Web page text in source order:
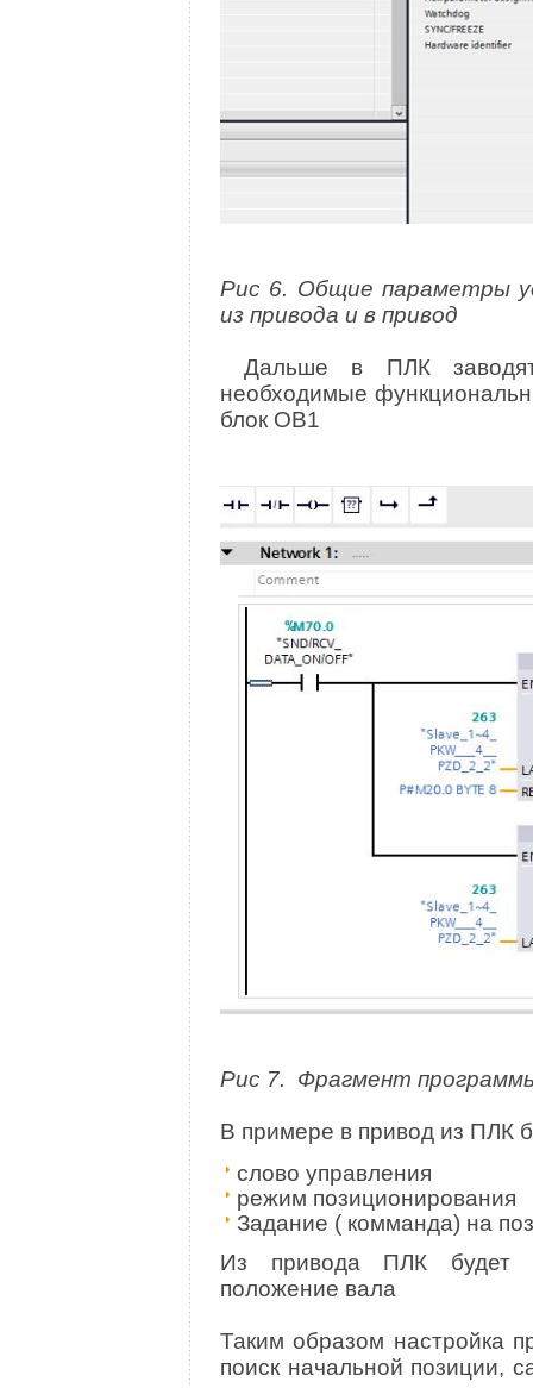
Рис 6. Общие параметры
из привода и в привод
Дальше в ПЛК
необходимые
блок OB1
Рис 7. Фрагмент
В примере в привод из ПЛК
слово управления
режим позиционирования
Задание ( комманда) на
Из привода ПЛК будет
положение вала
Таким образом настройка
поиск начальной позиции,